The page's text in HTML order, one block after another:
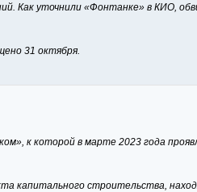
уточнили «Фонтанке» в КИО,
31 октября.
к которой в марте 2023 года
капитального строительства,